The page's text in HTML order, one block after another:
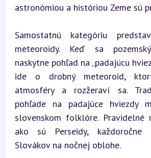
astronómiou a históriou Zeme sú
Samostatnú kategóriu
meteoroidy. Keď sa
naskytne pohľad na „padajúcu
ide o drobný meteoroid,
atmosféry a rozžeraví sa.
pohľade na padajúce hviezdy
slovenskom folklóre. Pravidelné
ako sú Perseidy, každoročne
Slovákov na nočnej oblohe.